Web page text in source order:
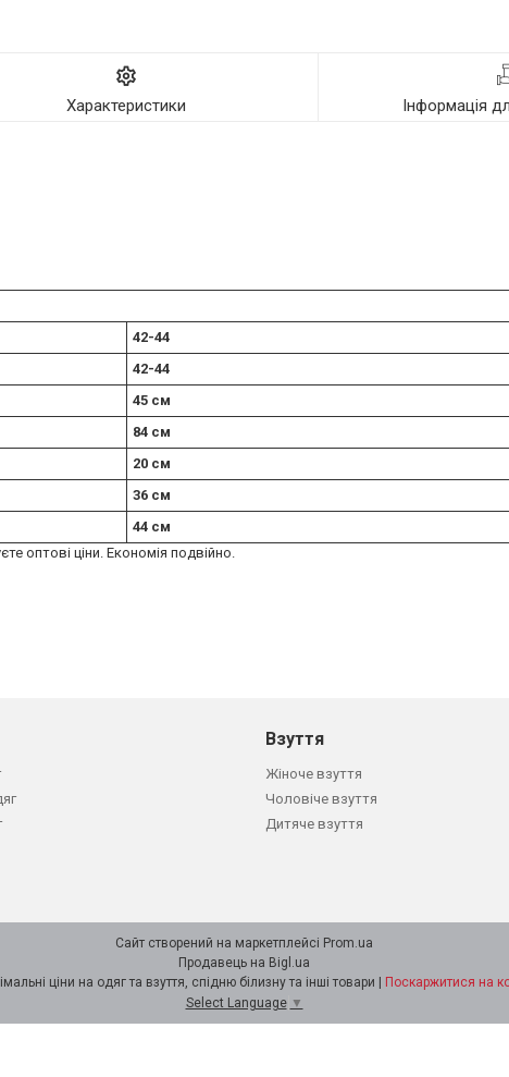
Характеристики Інформація
42-44
42-44
45 см
84 см
20 см
36 см
44 см
оптові ціни. Економія подвійно.
Взуття
Жіноче взуття
Чоловіче взуття
Дитяче взуття
Сайт створений на маркетплейсі Prom.ua
Продавець на Bigl.ua
Поскаржитися на
Select Language ▼